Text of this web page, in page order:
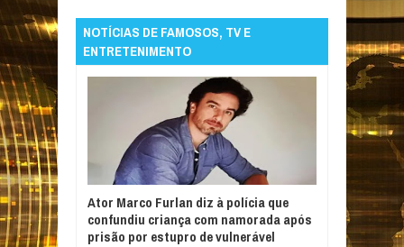
NOTÍCIAS DE FAMOSOS, TV E
ENTRETENIMENTO
Ator Marco Furlan diz à polícia que
confundiu criança com namorada após
prisão por estupro de vulnerável